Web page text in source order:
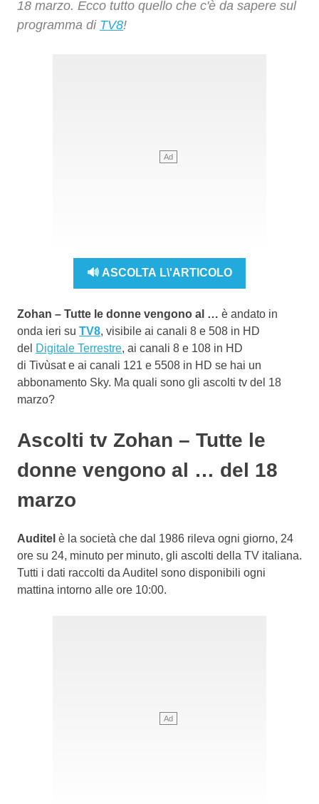
18 marzo. Ecco tutto quello che c'è da sapere sul
programma di TV8!
🔊 ASCOLTA L\'ARTICOLO
Zohan – Tutte le donne vengono al … è andato in
onda ieri su TV8, visibile ai canali 8 e 508 in HD
del Digitale Terrestre, ai canali 8 e 108 in HD
di Tivùsat e ai canali 121 e 5508 in HD se hai un
abbonamento Sky. Ma quali sono gli ascolti tv del 18
marzo?
Ascolti tv Zohan – Tutte le
donne vengono al … del 18
marzo
Auditel è la società che dal 1986 rileva ogni giorno, 24
ore su 24, minuto per minuto, gli ascolti della TV italiana.
Tutti i dati raccolti da Auditel sono disponibili ogni
mattina intorno alle ore 10:00.